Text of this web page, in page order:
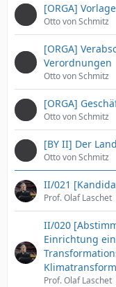
[ORGA]
Otto von Schmitz
[ORGA]
Verordnungen
Otto von Schmitz
[ORGA]
Otto von Schmitz
[BY II] Der
Otto von Schmitz
II/021
Prof. Olaf Laschet
II/020
Einrichtung
Prof. Olaf Laschet